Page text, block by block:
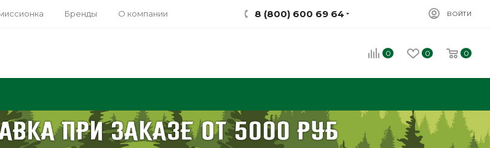
Бренды О компании 8 (800) 600 69 64 ВОЙТИ
0 0 0